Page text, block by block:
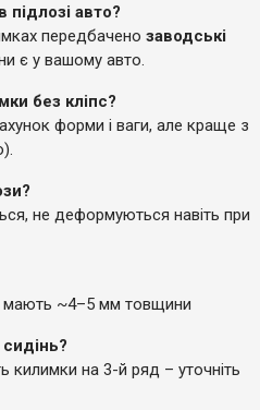
підлозі авто?
передбачено заводські
є у вашому авто.
без кліпс?
форми і ваги, але краще з
не деформуються навіть при
мають ~4–5 мм товщини
килимки на 3-й ряд – уточніть